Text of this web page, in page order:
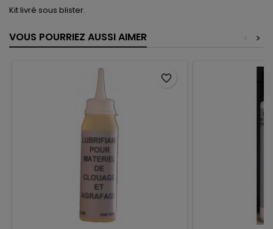
Kit livré sous blister.
VOUS POURRIEZ AUSSI AIMER >
<
favorite_border